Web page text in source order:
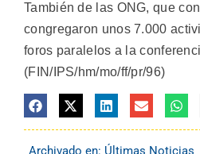
También de las ONG, que
congregaron unos 7.000
foros paralelos a la
(FIN/IPS/hm/mo/ff/pr/96)
Archivado en: Últimas Noticias